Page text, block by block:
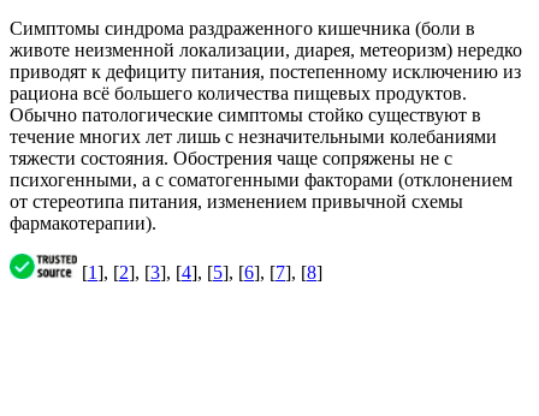
Симптомы синдрома раздраженного кишечника (боли в
животе неизменной локализации, диарея, метеоризм) нередко
приводят к дефициту питания, постепенному исключению из
рациона всё большего количества пищевых продуктов.
Обычно патологические симптомы стойко существуют в
течение многих лет лишь с незначительными колебаниями
тяжести состояния. Обострения чаще сопряжены не с
психогенными, а с соматогенными факторами (отклонением
от стереотипа питания, изменением привычной схемы
фармакотерапии).
[1], [2], [3], [4], [5], [6], [7], [8]